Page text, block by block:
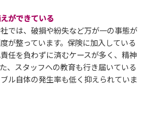
ができている
では、破損や紛失など万が一の事態が
が整っています。保険に加入している
任を負わずに済むケースが多く、精神
、スタッフへの教育も行き届いている
ル自体の発生率も低く抑えられていま